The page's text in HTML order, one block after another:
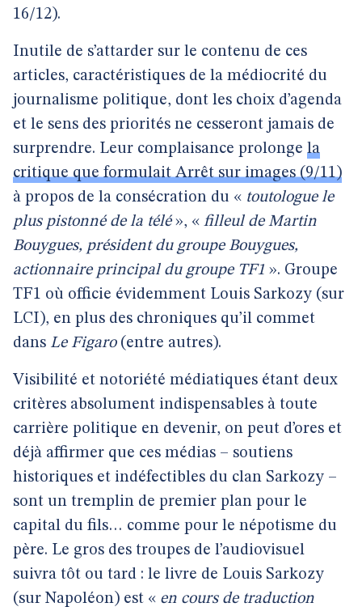
16/12).
Inutile de s’attarder sur le contenu de ces
articles, caractéristiques de la médiocrité du
journalisme politique, dont les choix d’agenda
et le sens des priorités ne cesseront jamais de
surprendre. Leur complaisance prolonge la
critique que formulait Arrêt sur images (9/11)
à propos de la consécration du « toutologue le
plus pistonné de la télé», « filleul de Martin
Bouygues, président du groupe Bouygues,
actionnaire principal du groupe TF1 ». Groupe
TF1 où officie évidemment Louis Sarkozy (sur
LCI), en plus des chroniques qu’il commet
dans Le Figaro(entre autres).
Visibilité et notoriété médiatiques étant deux
critères absolument indispensables à toute
carrière politique en devenir, on peut d’ores et
déjà affirmer que ces médias – soutiens
historiques et indéfectibles du clan Sarkozy –
sont un tremplin de premier plan pour le
capital du fils… comme pour le népotisme du
père. Le gros des troupes de l’audiovisuel
suivra tôt ou tard : le livre de Louis Sarkozy
(sur Napoléon) est « en cours de traduction